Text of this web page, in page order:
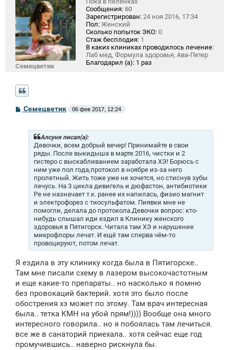
Семецветик
Сообщения: 60
Зарегистрирован: 24 ноя 2016, 17:34
Пол: Женский
Сколько попыток ЭКО: 0
Стаж бесплодия: 1
В каких клиниках проводилось лечение:
Лаб мед, Формула здоровья, Ава-Петер
Благодарил (а): 1 раз
ССемецветик 06 фев 2017, 12:24
Алсуня писал(а):
Девочки, всем добрый вечер! Принимайте в свои
ряды. После выкидыша в марте 2016, чистки и 2
гистеро с выскабливанием заработала ХЭ! Борюсь с
ним уже пол года,протокол в ноябре из-за него
пролетный. Жить тоже уже не хочется, но стиснув зубы
лечусь. На 3 цикла дивигель и дюфастон, антибиотики
Ре не назначает т.к. ранее их напилась, физио магнит
и электрофорез с тиосульфатом. Пиявки мне не
помогли, делала до протокола.Девочки вопрос: кто-
нибудь слышал иди ездил в Клинику женского
здоровья в Пятигорск. Читала там ХЭ и нарушение
микрофлоры лечат. И ещё там сперва чём-то
провоцируют, потом лечат.
Я ездила в эту клинику когда была в Пятигорске..
Там мне писали схему в лазером высокочастотным
и еще какие-то препараты.. но насколько я помню
без провокаций бактерий. хотя это было после
обострения хэ может по этому. Там врач интересная
была.. тетка КМН на убой прям!)))) Вообще она много
интересного говорила.. но я побоялась там лечиться.
все же в санаторий приехала.. хотя сейчас еще год
промучившись.. наверно рискнула бы.